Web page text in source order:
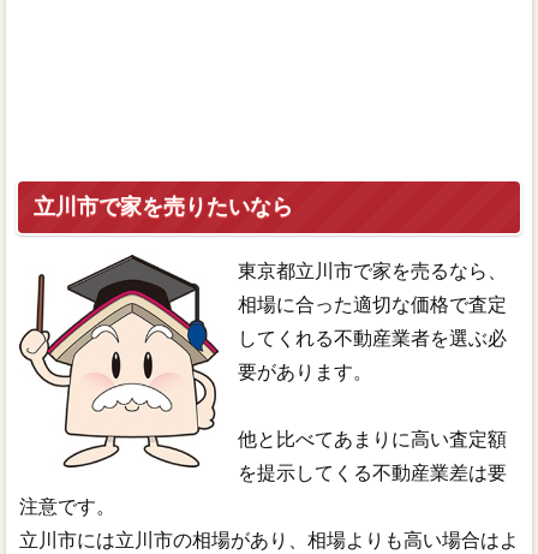
立川市で家を売りたいなら
東京都立川市で家を売るなら、
相場に合った適切な価格で査定
してくれる不動産業者を選ぶ必
要があります。
他と比べてあまりに高い査定額
を提示してくる不動産業差は要
注意です。
立川市には立川市の相場があり、相場よりも高い場合はよ